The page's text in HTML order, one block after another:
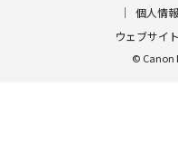
個人情
ウェブサイ
© Canon